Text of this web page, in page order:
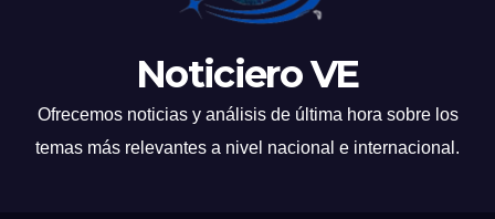
Noticiero VE
Ofrecemos noticias y análisis de última hora sobre los
temas más relevantes a nivel nacional e internacional.